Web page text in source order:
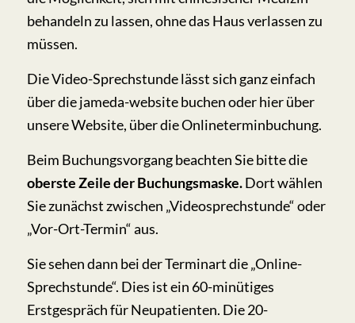
behandeln zu lassen, ohne das Haus verlassen zu
müssen.
Die Video-Sprechstunde lässt sich ganz einfach
über die jameda-website buchen oder hier über
unsere Website, über die Onlineterminbuchung.
Beim Buchungsvorgang beachten Sie bitte die
oberste Zeile der Buchungsmaske.Dort wählen
Sie zunächst zwischen „Videosprechstunde“ oder
„Vor-Ort-Termin“ aus.
Sie sehen dann bei der Terminart die „Online-
Sprechstunde“. Dies ist ein 60-minütiges
Erstgespräch für Neupatienten. Die 20-